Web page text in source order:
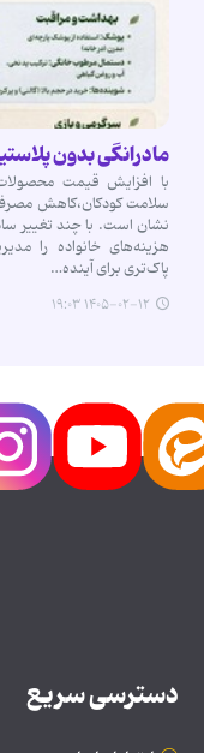
مادرانگی بدون
با افزایش قیمت
سلامت کودکان،کاهش
نشان است. با چند تغییر
هزینه‌های خانواده را
پاک‌تری برای آینده…
۱۴۰۵-۰۲-۱۲ ۱۹:۰۳
دسترسی سریع